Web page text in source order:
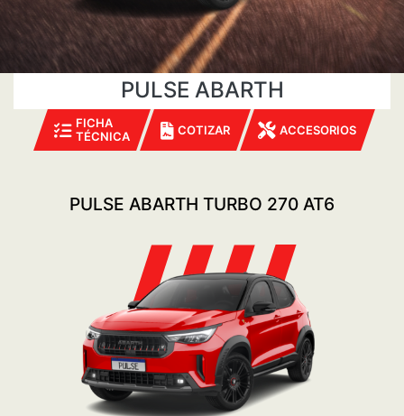
PULSE ABARTH
FICHA
TÉCNICA
COTIZAR ACCESORIOS
PULSE ABARTH TURBO 270 AT6